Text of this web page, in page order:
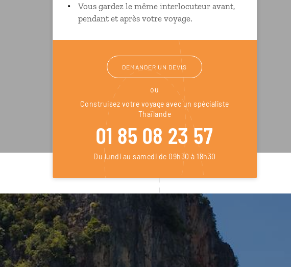
Vous gardez le même interlocuteur avant,
pendant et après votre voyage.
DEMANDER UN DEVIS
ou
Construisez votre voyage avec un spécialiste
Thaïlande
01 85 08 23 57
Du lundi au samedi de 09h30 à 18h30